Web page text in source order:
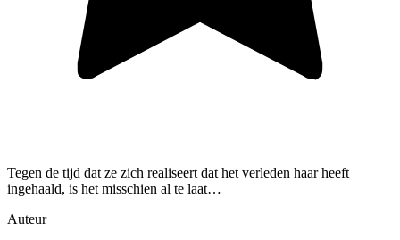
Tegen de tijd dat ze zich realiseert dat het verleden haar heeft
ingehaald, is het misschien al te laat…
Auteur